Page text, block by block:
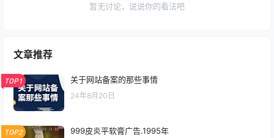
暂无讨论，说说你的看法吧
文章推荐
TOP1 关于网站备案的那些事情
24年8月20日
TOP2 999皮炎平软膏广告.1995年